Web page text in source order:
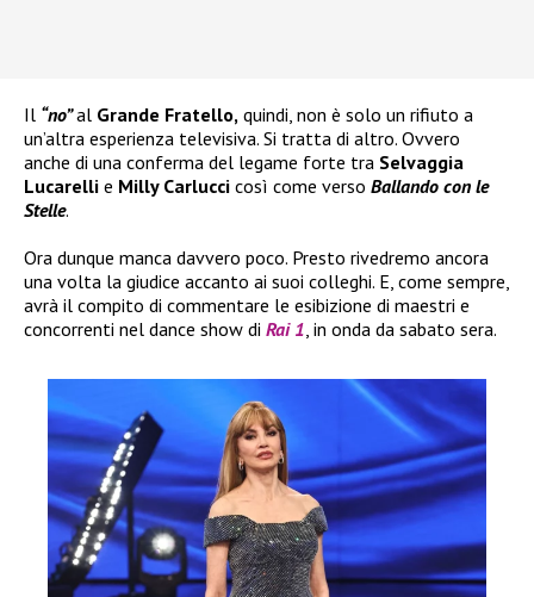
Il “no”al Grande Fratello, quindi, non è solo un rifiuto a
un’altra esperienza televisiva. Si tratta di altro. Ovvero
anche di una conferma del legame forte tra Selvaggia
Lucarelli e Milly Carlucci così come verso Ballando con le
Stelle.
Ora dunque manca davvero poco. Presto rivedremo ancora
una volta la giudice accanto ai suoi colleghi. E, come sempre,
avrà il compito di commentare le esibizione di maestri e
concorrenti nel dance show di Rai 1, in onda da sabato sera.